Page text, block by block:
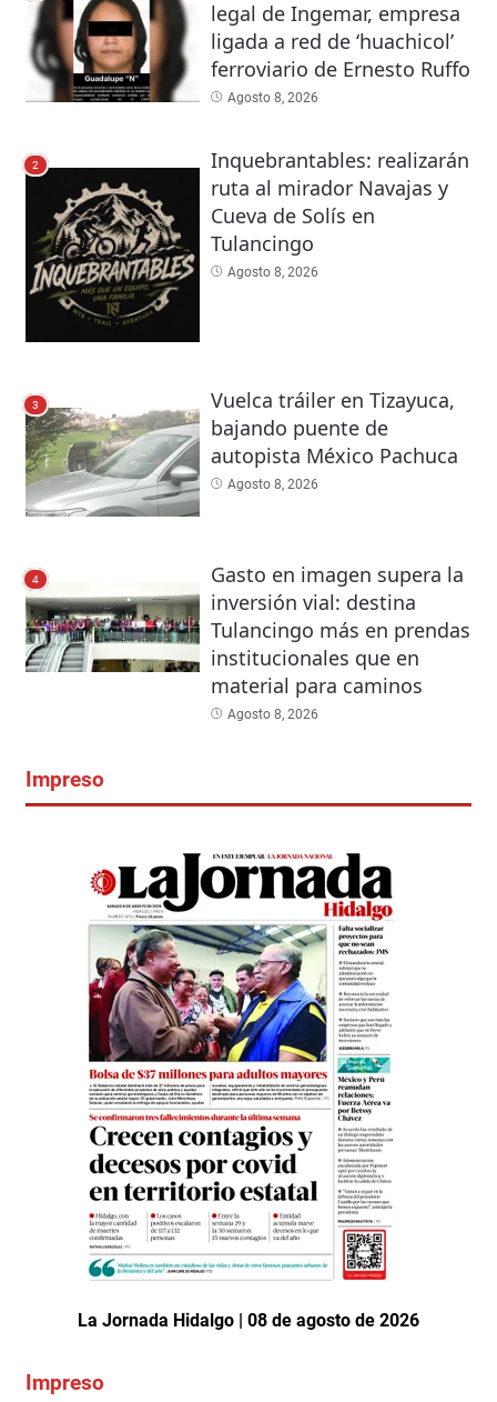
legal de Ingemar, empresa
ligada a red de ‘huachicol’
ferroviario de Ernesto Ruffo
Agosto 8, 2026
2
Inquebrantables: realizarán
ruta al mirador Navajas y
Cueva de Solís en
Tulancingo
Agosto 8, 2026
3
Vuelca tráiler en Tizayuca,
bajando puente de
autopista México Pachuca
Agosto 8, 2026
4
Gasto en imagen supera la
inversión vial: destina
Tulancingo más en prendas
institucionales que en
material para caminos
Agosto 8, 2026
Impreso
La Jornada Hidalgo | 08 de agosto de 2026
Impreso